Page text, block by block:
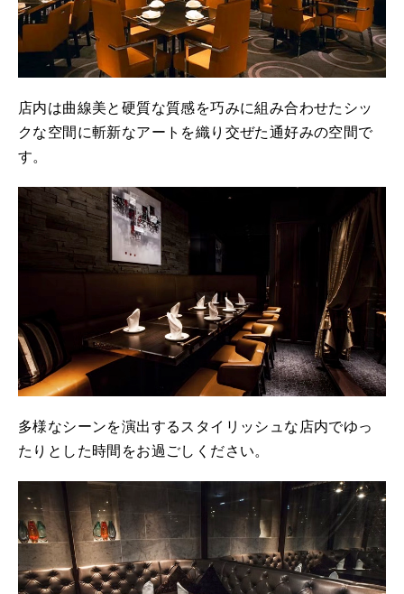
店内は曲線美と硬質な質感を巧みに組み合わせたシッ
クな空間に斬新なアートを織り交ぜた通好みの空間で
す。
多様なシーンを演出するスタイリッシュな店内でゆっ
たりとした時間をお過ごしください。